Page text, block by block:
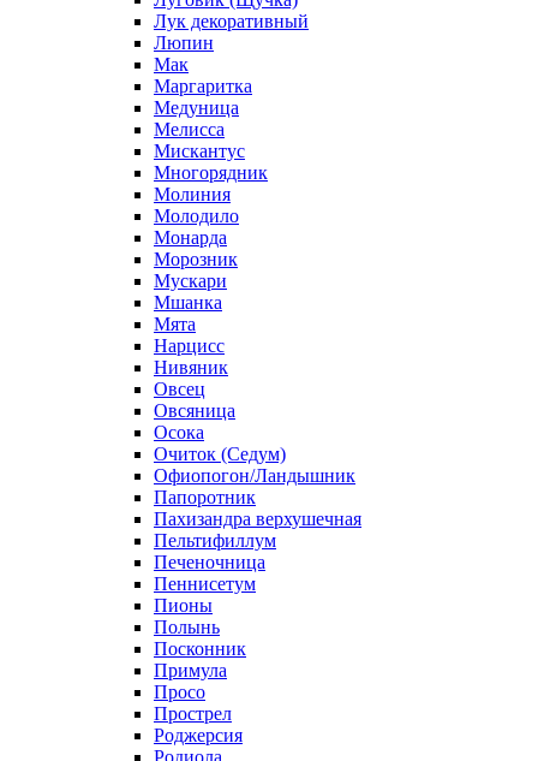
Лук декоративный
Люпин
Мак
Маргаритка
Медуница
Мелисса
Мискантус
Многорядник
Молиния
Молодило
Монарда
Морозник
Мускари
Мшанка
Мята
Нарцисс
Нивяник
Овсец
Овсяница
Осока
Очиток (Седум)
Офиопогон/Ландышник
Папоротник
Пахизандра верхушечная
Пельтифиллум
Печеночница
Пеннисетум
Пионы
Полынь
Посконник
Примула
Просо
Прострел
Роджерсия
Родиола